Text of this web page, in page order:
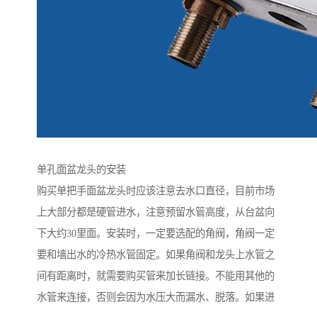
单孔面盆龙头的安装
购买单把手面盆龙头时应该注意去水口直径，目前市场
上大部分都是硬管进水，注意预留水管高度，从台盆向
下大约30里面。安装时，一定要选配的角阀，角阀一定
要和墙出水的冷热水管固定。如果角阀和龙头上水管之
间有距离时，就需要购买管来加长链接。不能用其他的
水管来连接，否则会因为水压大而漏水、脱落。如果进